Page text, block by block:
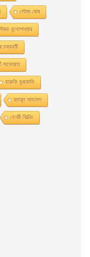
সৌম্য ঘােষ
মুখোপাধ্যায়
চক্রবর্তী
সাফোয়াত
হারুকি মুরাকামি
হুমায়ূন আহমেদ
হেনরী ফিল্ডিং